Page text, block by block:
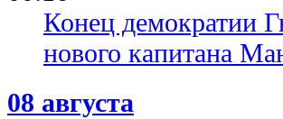
Конец демократии
нового капитана
08 августа